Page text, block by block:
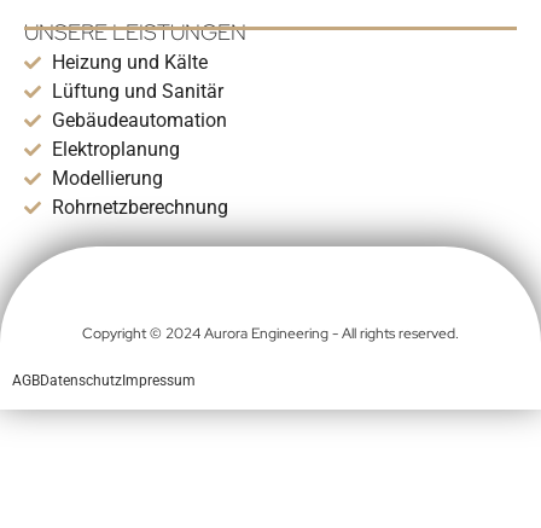
UNSERE LEISTUNGEN
Heizung und Kälte
Lüftung und Sanitär
Gebäudeautomation
Elektroplanung
Modellierung
Rohrnetzberechnung
Copyright © 2024 Aurora Engineering - All rights reserved.
AGBDatenschutz Impressum